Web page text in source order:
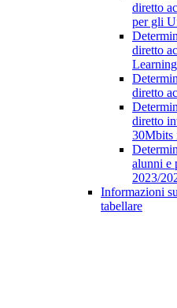
diretto
per gli
diretto
Learning
diretto
diretto
30Mbits
alunni e
2023/
Informazioni
tabellare